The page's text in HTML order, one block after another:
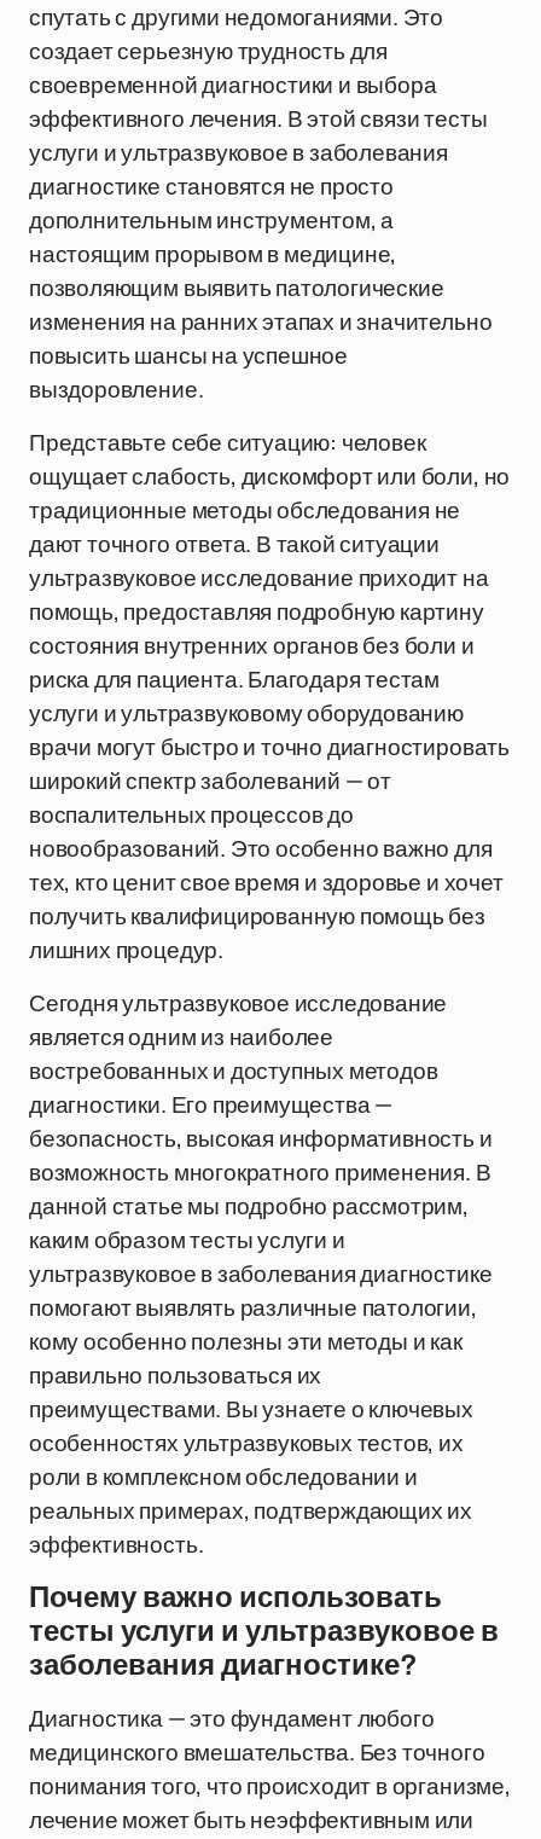
спутать с другими недомоганиями. Это
создает серьезную трудность для
своевременной диагностики и выбора
эффективного лечения. В этой связи тесты
услуги и ультразвуковое в заболевания
диагностике становятся не просто
дополнительным инструментом, а
настоящим прорывом в медицине,
позволяющим выявить патологические
изменения на ранних этапах и значительно
повысить шансы на успешное
выздоровление.
Представьте себе ситуацию: человек
ощущает слабость, дискомфорт или боли, но
традиционные методы обследования не
дают точного ответа. В такой ситуации
ультразвуковое исследование приходит на
помощь, предоставляя подробную картину
состояния внутренних органов без боли и
риска для пациента. Благодаря тестам
услуги и ультразвуковому оборудованию
врачи могут быстро и точно диагностировать
широкий спектр заболеваний — от
воспалительных процессов до
новообразований. Это особенно важно для
тех, кто ценит свое время и здоровье и хочет
получить квалифицированную помощь без
лишних процедур.
Сегодня ультразвуковое исследование
является одним из наиболее
востребованных и доступных методов
диагностики. Его преимущества —
безопасность, высокая информативность и
возможность многократного применения. В
данной статье мы подробно рассмотрим,
каким образом тесты услуги и
ультразвуковое в заболевания диагностике
помогают выявлять различные патологии,
кому особенно полезны эти методы и как
правильно пользоваться их
преимуществами. Вы узнаете о ключевых
особенностях ультразвуковых тестов, их
роли в комплексном обследовании и
реальных примерах, подтверждающих их
эффективность.
Почему важно использовать
тесты услуги и ультразвуковое в
заболевания диагностике?
Диагностика — это фундамент любого
медицинского вмешательства. Без точного
понимания того, что происходит в организме,
лечение может быть неэффективным или